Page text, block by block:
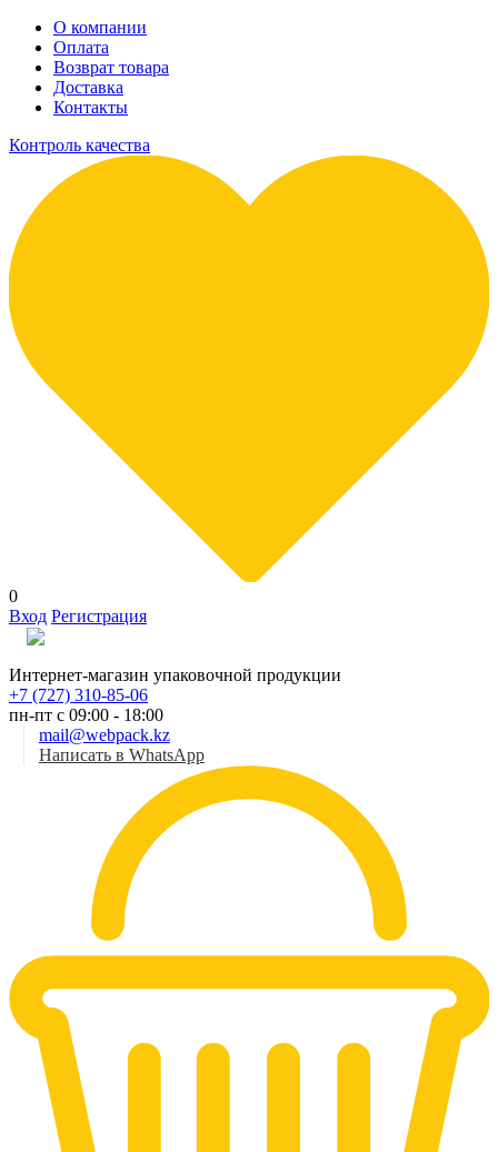
О компании
Оплата
Возврат товара
Доставка
Контакты
Контроль качества
0
Вход Регистрация
Интернет-магазин упаковочной продукции
+7 (727) 310-85-06
пн-пт с 09:00 - 18:00
mail@webpack.kz
Написать в WhatsApp